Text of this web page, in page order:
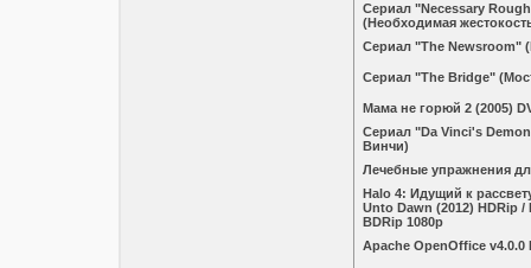
Сериал "Necessary
(Необходимая
Сериал "The Newsroom"
Сериал "The Bridge"
Мама не горюй 2 (2005)
Сериал "Da Vinci's
Винчи)
Лечебные упражнения
Halo 4: Идущий к
Unto Dawn (2012) HDRip /
BDRip 1080p
Apache OpenOffice v4.0.0